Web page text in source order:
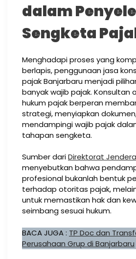
dalam
Sengketa
Menghadapi proses yang
berlapis, penggunaan jasa
pajak Banjarbaru menjadi
banyak wajib pajak. Konsultan
hukum pajak berperan
strategi, menyiapkan
mendampingi wajib pajak
tahapan sengketa.
Sumber dariDirektorat
menyebutkan bahwa
profesional bukanlah bentuk
terhadap otoritas pajak,
untuk memastikan hak dan
seimbang sesuai hukum.
BACA JUGA : TP Doc dan
Perusahaan Grup di Banjarbaru